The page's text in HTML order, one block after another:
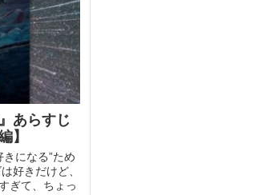
あらすじ
】
になる”ため
好きだけど、
ぎて、ちょっ